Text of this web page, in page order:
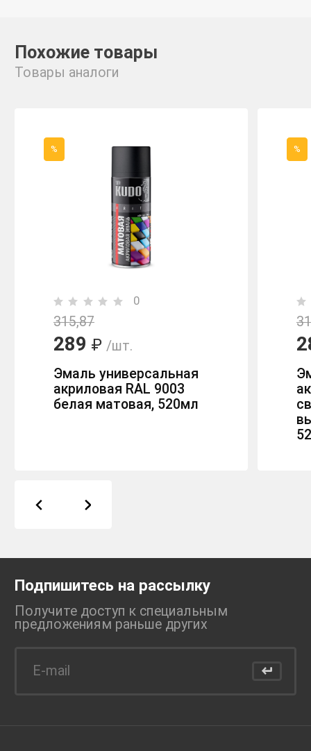
Похожие товары
Товары аналоги
%
0
315,87
289 ₽ /шт.
Эмаль универсальная
акриловая RAL 9003
белая матовая, 520мл
%
Подпишитесь на рассылку
Получите доступ к специальным
предложениям раньше других